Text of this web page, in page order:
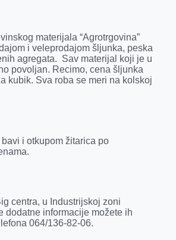
materijala “Agrotrgovina”
i veleprodajom šljunka, peska
agregata. Sav materijal koji je u
povoljan. Recimo, cena šljunka
kubik. Sva roba se meri na kolskoj
i otkupom žitarica po
centra, u Industrijskoj zoni
dodatne informacije možete ih
064/136-82-06.